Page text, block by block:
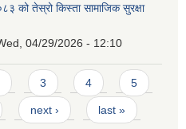
को तेस्रो किस्ता सामाजिक सुरक्षा
04/29/2026 - 12:10
3 4 5
next › last »